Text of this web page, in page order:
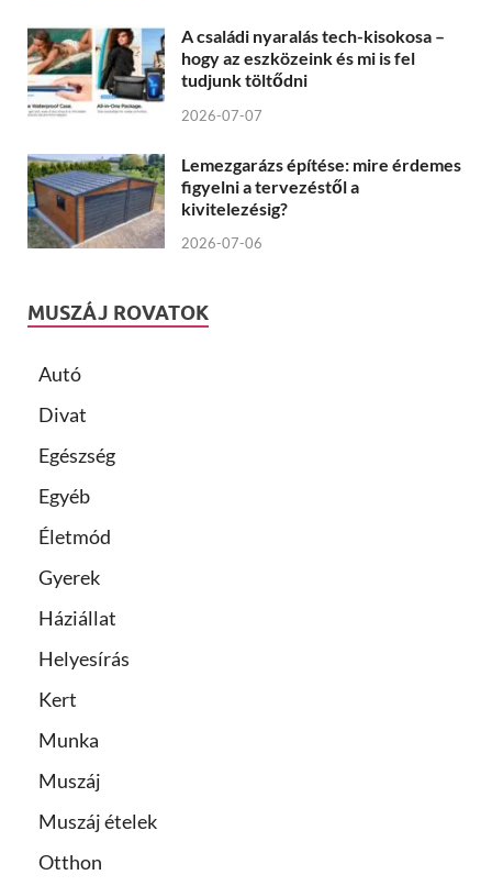
A családi nyaralás tech-kisokosa –
hogy az eszközeink és mi is fel
tudjunk töltődni
2026-07-07
Lemezgarázs építése: mire érdemes
figyelni a tervezéstől a
kivitelezésig?
2026-07-06
MUSZÁJ ROVATOK
Autó
Divat
Egészség
Egyéb
Életmód
Gyerek
Háziállat
Helyesírás
Kert
Munka
Muszáj
Muszáj ételek
Otthon